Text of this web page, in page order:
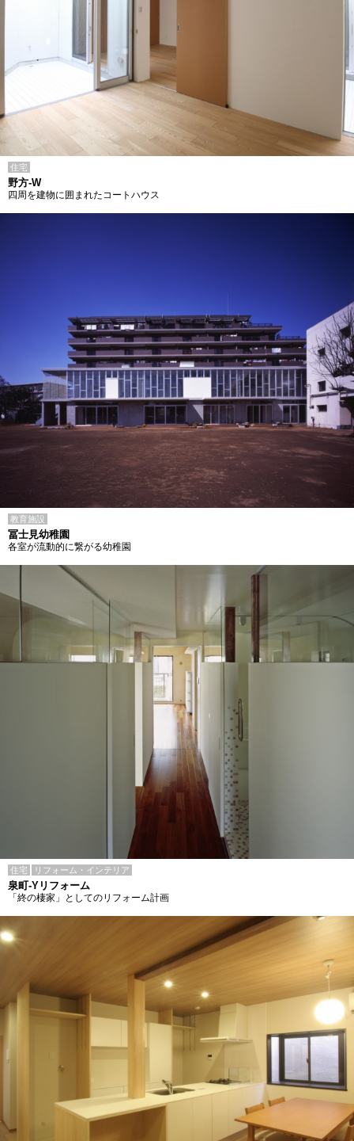
住宅
野方-W
四周を建物に囲まれたコートハウス
教育施設
冨士見幼稚園
各室が流動的に繋がる幼稚園
住宅 リフォーム・インテリア
泉町-Yリフォーム
「終の棲家」としてのリフォーム計画